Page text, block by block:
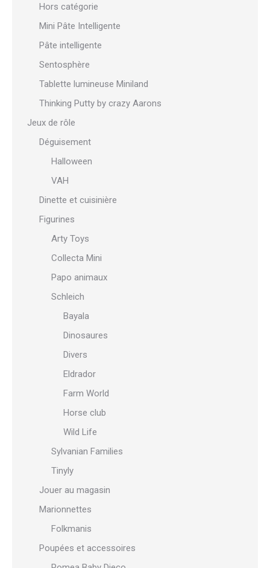
Hors catégorie
Mini Pâte Intelligente
Pâte intelligente
Sentosphère
Tablette lumineuse Miniland
Thinking Putty by crazy Aarons
Jeux de rôle
Déguisement
Halloween
VAH
Dinette et cuisinière
Figurines
Arty Toys
Collecta Mini
Papo animaux
Schleich
Bayala
Dinosaures
Divers
Eldrador
Farm World
Horse club
Wild Life
Sylvanian Families
Tinyly
Jouer au magasin
Marionnettes
Folkmanis
Poupées et accessoires